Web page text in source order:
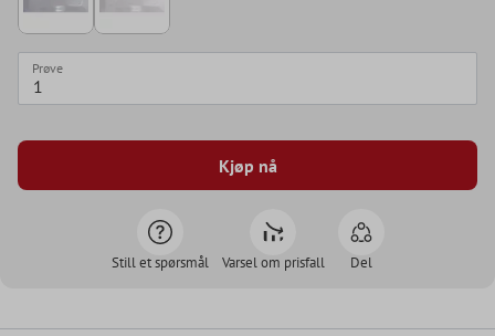
Prøve
Kjøp nå
Still et spørsmål Varsel om prisfall Del